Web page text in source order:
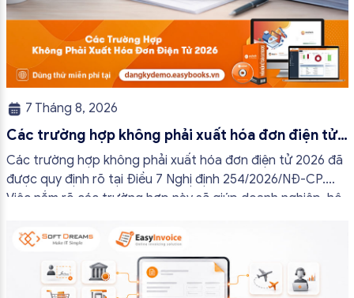
7 Tháng 8, 2026
Các trường hợp không phải xuất hóa đơn điện tử
2026
Các trường hợp không phải xuất hóa đơn điện tử 2026 đã
được quy định rõ tại Điều 7 Nghị định 254/2026/NĐ-CP.
Việc nắm rõ các trường hợp này sẽ giúp doanh nghiệp, hộ
tránh lập hóa đơn không cần thiết hoặc áp […]